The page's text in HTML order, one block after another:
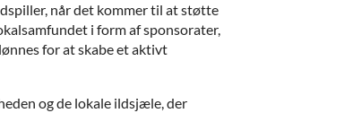
når det kommer til at støtte
i form af sponsorater,
for at skabe et aktivt
og de lokale ildsjæle, der